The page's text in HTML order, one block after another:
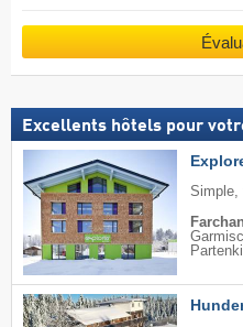
Excellents hôtels pour
Simple,